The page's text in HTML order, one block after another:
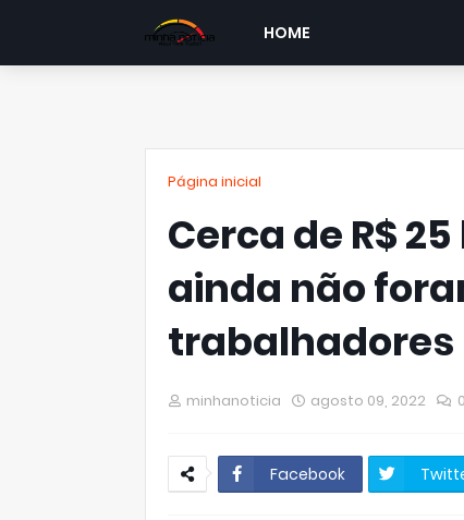
HOME
Página inicial
Cerca de R$
ainda não
trabalhadores
minhanoticia agosto 09, 2022
Facebook